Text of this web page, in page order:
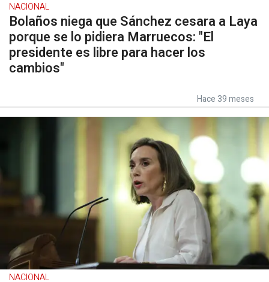
NACIONAL
Bolaños niega que Sánchez cesara a Laya
porque se lo pidiera Marruecos: "El
presidente es libre para hacer los
cambios"
Hace 39 meses
NACIONAL